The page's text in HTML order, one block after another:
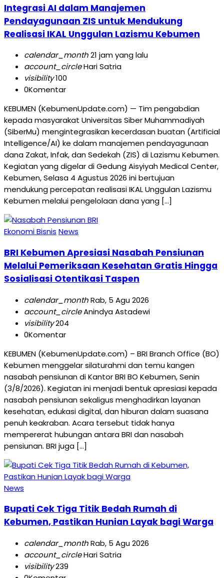
Integrasi AI dalam Manajemen
Pendayagunaan ZIS untuk Mendukung
Realisasi IKAL Unggulan Lazismu Kebumen
calendar_month21 jam yang lalu
account_circleHari Satria
visibility100
0Komentar
KEBUMEN (KebumenUpdate.com) — Tim pengabdian
kepada masyarakat Universitas Siber Muhammadiyah
(SiberMu) mengintegrasikan kecerdasan buatan (Artificial
Intelligence/AI) ke dalam manajemen pendayagunaan
dana Zakat, Infak, dan Sedekah (ZIS) di Lazismu Kebumen.
Kegiatan yang digelar di Gedung Aisyiyah Medical Center,
Kebumen, Selasa 4 Agustus 2026 ini bertujuan
mendukung percepatan realisasi IKAL Unggulan Lazismu
Kebumen melalui pengelolaan dana yang […]
Ekonomi Bisnis News
BRI Kebumen Apresiasi Nasabah Pensiunan
Melalui Pemeriksaan Kesehatan Gratis Hingga
Sosialisasi Otentikasi Taspen
calendar_monthRab, 5 Agu 2026
account_circleAnindya Astadewi
visibility204
0Komentar
KEBUMEN (KebumenUpdate.com) – BRI Branch Office (BO)
Kebumen menggelar silaturahmi dan temu kangen
nasabah pensiunan di Kantor BRI BO Kebumen, Senin
(3/8/2026). Kegiatan ini menjadi bentuk apresiasi kepada
nasabah pensiunan sekaligus menghadirkan layanan
kesehatan, edukasi digital, dan hiburan dalam suasana
penuh keakraban. Acara tersebut tidak hanya
mempererat hubungan antara BRI dan nasabah
pensiunan. BRI juga […]
News
Bupati Cek Tiga Titik Bedah Rumah di
Kebumen, Pastikan Hunian Layak bagi Warga
calendar_monthRab, 5 Agu 2026
account_circleHari Satria
visibility239